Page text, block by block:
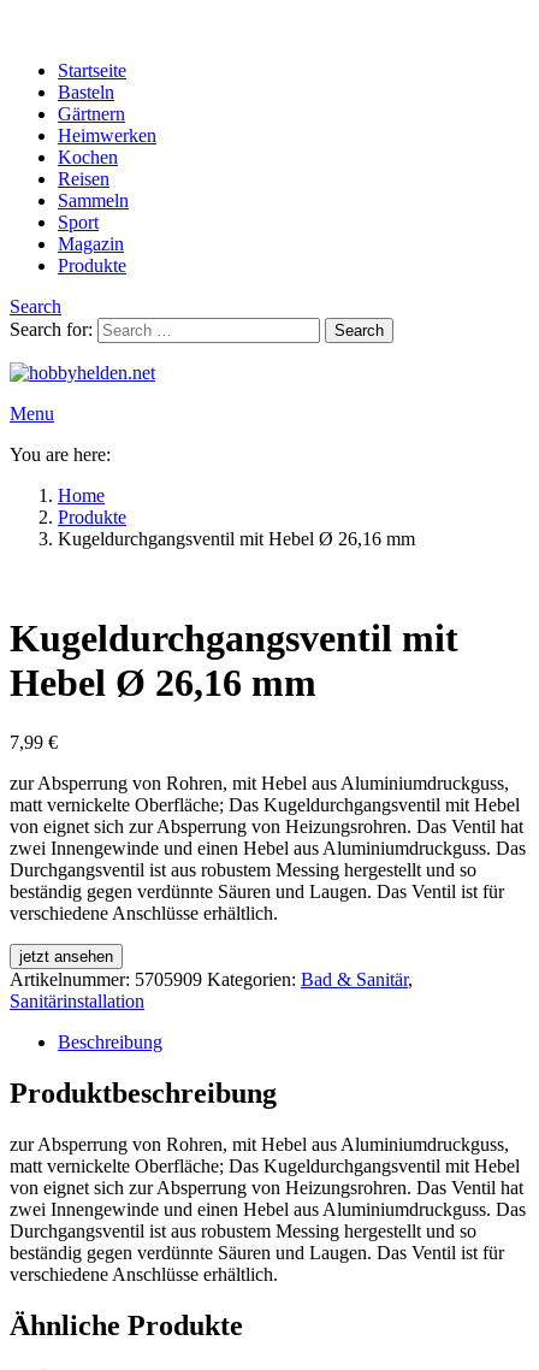
Startseite
Basteln
Gärtnern
Heimwerken
Kochen
Reisen
Sammeln
Sport
Magazin
Produkte
Search
Search for:
Search
Menu
You are here:
Home
Produkte
Kugeldurchgangsventil mit Hebel Ø 26,16 mm
Kugeldurchgangsventil mit
Hebel Ø 26,16 mm
7,99 €
zur Absperrung von Rohren, mit Hebel aus Aluminiumdruckguss,
matt vernickelte Oberfläche; Das Kugeldurchgangsventil mit Hebel
von eignet sich zur Absperrung von Heizungsrohren. Das Ventil hat
zwei Innengewinde und einen Hebel aus Aluminiumdruckguss. Das
Durchgangsventil ist aus robustem Messing hergestellt und so
beständig gegen verdünnte Säuren und Laugen. Das Ventil ist für
verschiedene Anschlüsse erhältlich.
jetzt ansehen
Artikelnummer: 5705909 Kategorien: Bad & Sanitär,
Sanitärinstallation
Beschreibung
Produktbeschreibung
zur Absperrung von Rohren, mit Hebel aus Aluminiumdruckguss,
matt vernickelte Oberfläche; Das Kugeldurchgangsventil mit Hebel
von eignet sich zur Absperrung von Heizungsrohren. Das Ventil hat
zwei Innengewinde und einen Hebel aus Aluminiumdruckguss. Das
Durchgangsventil ist aus robustem Messing hergestellt und so
beständig gegen verdünnte Säuren und Laugen. Das Ventil ist für
verschiedene Anschlüsse erhältlich.
Ähnliche Produkte